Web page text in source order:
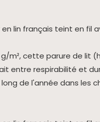
g/m², cette parure de lit
entre respirabilité et
de l'année dans les